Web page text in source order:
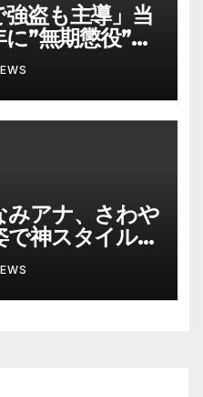
強盗も主導」当
”無期懲役”求
さで説明でき
察が判断』＜
国的に見ても
7日判決の行方
みアナ、さわや
神スタイル炸
い」「最上級
ニュース)